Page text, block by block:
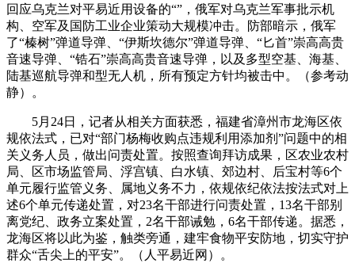
回应乌克兰对平易近用设备的“”，俄军对乌克兰军事批示机
构、空军及国防工业企业策动大规模冲击。防部暗示，俄军
了“榛树”弹道导弹、“伊斯坎德尔”弹道导弹、“匕首”崇高高贵
音速导弹、“锆石”崇高高贵音速导弹，以及多型空基、海基、
陆基巡航导弹和型无人机，所有预定方针均被击中。（参考动
静）。
5月24日，记者从相关方面获悉，福建省漳州市龙海区依
规依法式，已对“部门杨梅收购点违规利用添加剂”问题中的相
关义务人员，做出问责处置。按照查询拜访成果，区农业农村
局、区市场监管局、浮宫镇、白水镇、郊边村、后宝村等6个
单元履行监管义务、属地义务不力，依规依纪依法按法式对上
述6个单元传递处置，对23名干部进行问责处置，13名干部别
离党纪、政务立案处置，2名干部诫勉，6名干部传递。据悉，
龙海区将以此为鉴，触类旁通，建牢食物平安防地，切实守护
群众“舌尖上的平安”。（人平易近网）。